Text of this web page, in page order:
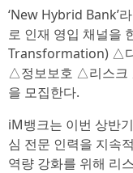
‘New Hybrid Bank’
로 인재 영입 채널을
Transformation) △
△정보보호 △리스크
을 모집한다.
iM뱅크는 이번 상반
심 전문 인력을 지속
역량 강화를 위해 리